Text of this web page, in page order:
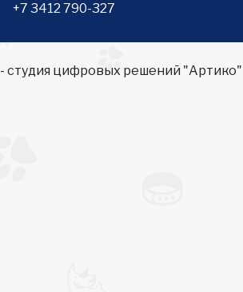
+7 3412 790-327
- студия цифровых решений "Артико"